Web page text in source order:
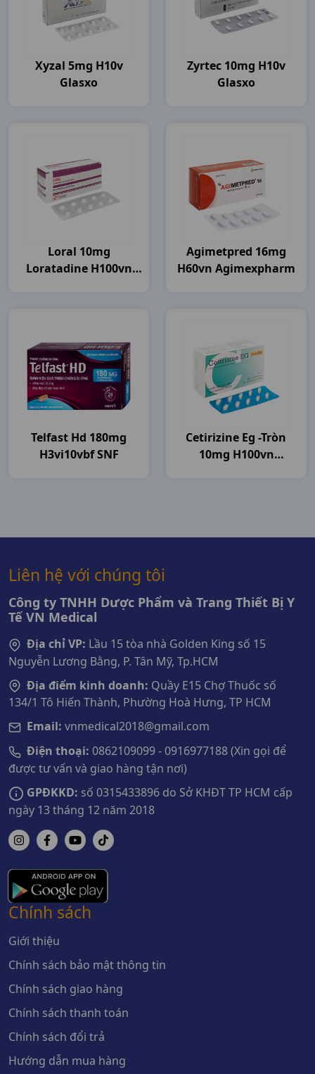
Xyzal 5mg H10v
Glasxo
Zyrtec 10mg H10v
Glasxo
Loral 10mg
Loratadine H100vn
Agimetpred 16mg
H60vn Agimexpharm
Telfast Hd 180mg
H3vi10vbf SNF
Cetirizine Eg -tròn
10mg H100vn
Liên hệ với chúng tôi
Công ty TNHH Dược Phẩm và Trang Thiết Bị Y
Tế VN Medical
Địa chỉ VP: Lầu 15 tòa nhà Golden King số 15
Nguyễn Lương Bằng, P. Tân Mỹ, Tp.HCM
Địa điểm kinh doanh: Quầy E15 Chợ Thuốc số
134/1 Tô Hiến Thành, Phường Hoà Hưng, TP HCM
Email: vnmedical2018@gmail.com
Điện thoại: 0862109099 - 0916977188 (Xin gọi để
được tư vấn và giao hàng tận nơi)
GPĐKKD: số 0315433896 do Sở KHĐT TP HCM cấp
ngày 13 tháng 12 năm 2018
Chính sách
Giới thiệu
Chính sách bảo mật thông tin
Chính sách giao hàng
Chính sách thanh toán
Chính sách đổi trả
Hướng dẫn mua hàng